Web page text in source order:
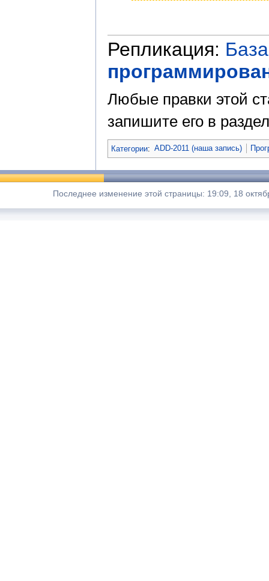
Репликация:
Любые правки этой
запишите его в
Категории: ADD-2011 (наша запись)
Последнее изменение этой страницы: 19:09, 18